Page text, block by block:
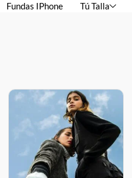
Fundas IPhone Tú Talla